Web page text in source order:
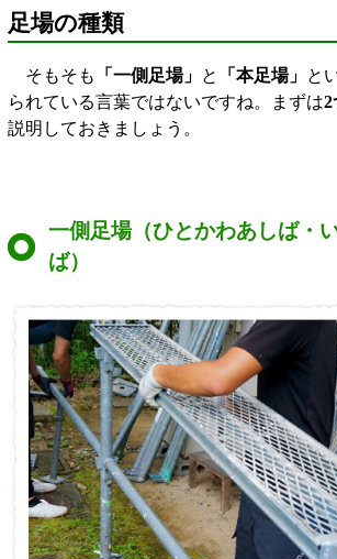
足場の種類
そもそも 「一側足場」 と 「本足場」 と
られている言葉ではないですね。まずは2
説明しておきましょう。
一側足場（ひとかわあしば・
ば）